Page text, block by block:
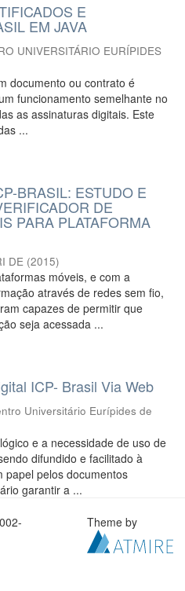
E
EM JAVA
UNIVERSITÁRIO EURÍPIDES
documento ou contrato é
funcionamento semelhante no
as assinaturas digitais. Este
...
BRASIL: ESTUDO E
DE
PARA PLATAFORMA
DE (2015)
móveis, e com a
através de redes sem fio,
capazes de permitir que
seja acessada ...
ICP- Brasil Via Web
Universitário Eurípides de
e a necessidade de uso de
difundido e facilitado à
papel pelos documentos
garantir a ...
Theme by